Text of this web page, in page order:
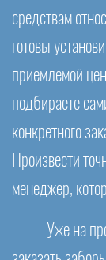
средствам
готовы
приемлемой
подбираете
конкретного
Произвести
менеджер,
Уже на